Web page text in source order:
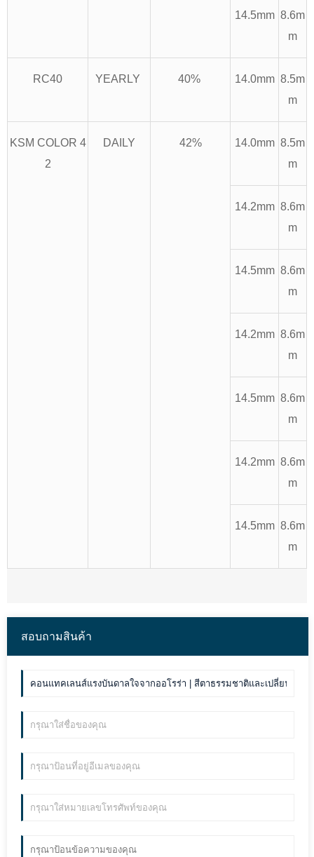
14.5mm 8.6m
m
RC40 YEARLY 40% 14.0mm 8.5m
m
KSM COLOR 4
2
DAILY 42% 14.0mm 8.5m
m
14.2mm 8.6m
m
14.5mm 8.6m
m
14.2mm 8.6m
m
14.5mm 8.6m
m
14.2mm 8.6m
m
14.5mm 8.6m
m
สอบถามสินค้า